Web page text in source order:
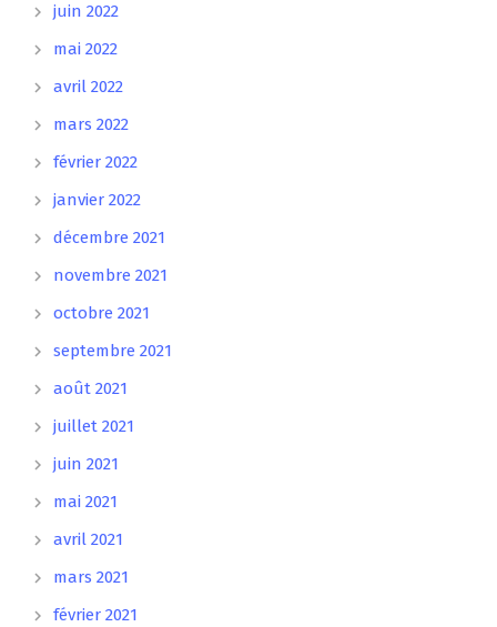
juin 2022
mai 2022
avril 2022
mars 2022
février 2022
janvier 2022
décembre 2021
novembre 2021
octobre 2021
septembre 2021
août 2021
juillet 2021
juin 2021
mai 2021
avril 2021
mars 2021
février 2021